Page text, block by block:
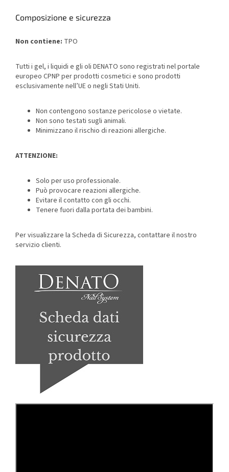
Composizione e sicurezza
Non contiene: TPO
Tutti i gel, i liquidi e gli oli DENATO sono registrati nel portale
europeo CPNP per prodotti cosmetici e sono prodotti
esclusivamente nell’UE o negli Stati Uniti.
Non contengono sostanze pericolose o vietate.
Non sono testati sugli animali.
Minimizzano il rischio di reazioni allergiche.
ATTENZIONE:
Solo per uso professionale.
Può provocare reazioni allergiche.
Evitare il contatto con gli occhi.
Tenere fuori dalla portata dei bambini.
Per visualizzare la Scheda di Sicurezza, contattare il nostro
servizio clienti.